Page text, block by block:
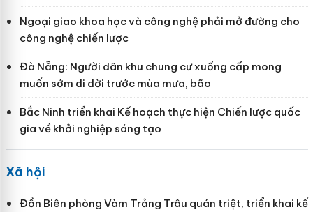
Ngoại giao khoa học và công nghệ phải mở đường cho
công nghệ chiến lược
Đà Nẵng: Người dân khu chung cư xuống cấp mong
muốn sớm di dời trước mùa mưa, bão
Bắc Ninh triển khai Kế hoạch thực hiện Chiến lược quốc
gia về khởi nghiệp sáng tạo
Xã hội
Đồn Biên phòng Vàm Trảng Trâu quán triệt, triển khai kế